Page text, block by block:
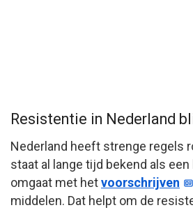
Resistentie in Nederland
Nederland heeft strenge regels
staat al lange tijd bekend als
omgaat met hetvoorschrijven
middelen. Dat helpt om de